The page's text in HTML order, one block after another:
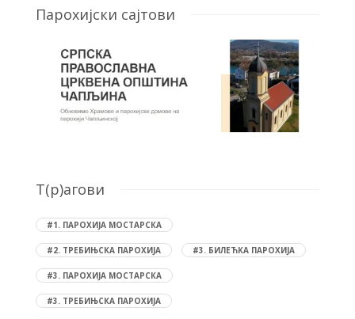
Парохијски сајтови
T(р)агови
#1. ПАРОХИЈА МОСТАРСКА
#2. ТРЕБИЊСКА ПАРОХИЈА #3. БИЛЕЋКА ПАРОХИЈА
#3. ПАРОХИЈА МОСТАРСКА
#3. ТРЕБИЊСКА ПАРОХИЈА